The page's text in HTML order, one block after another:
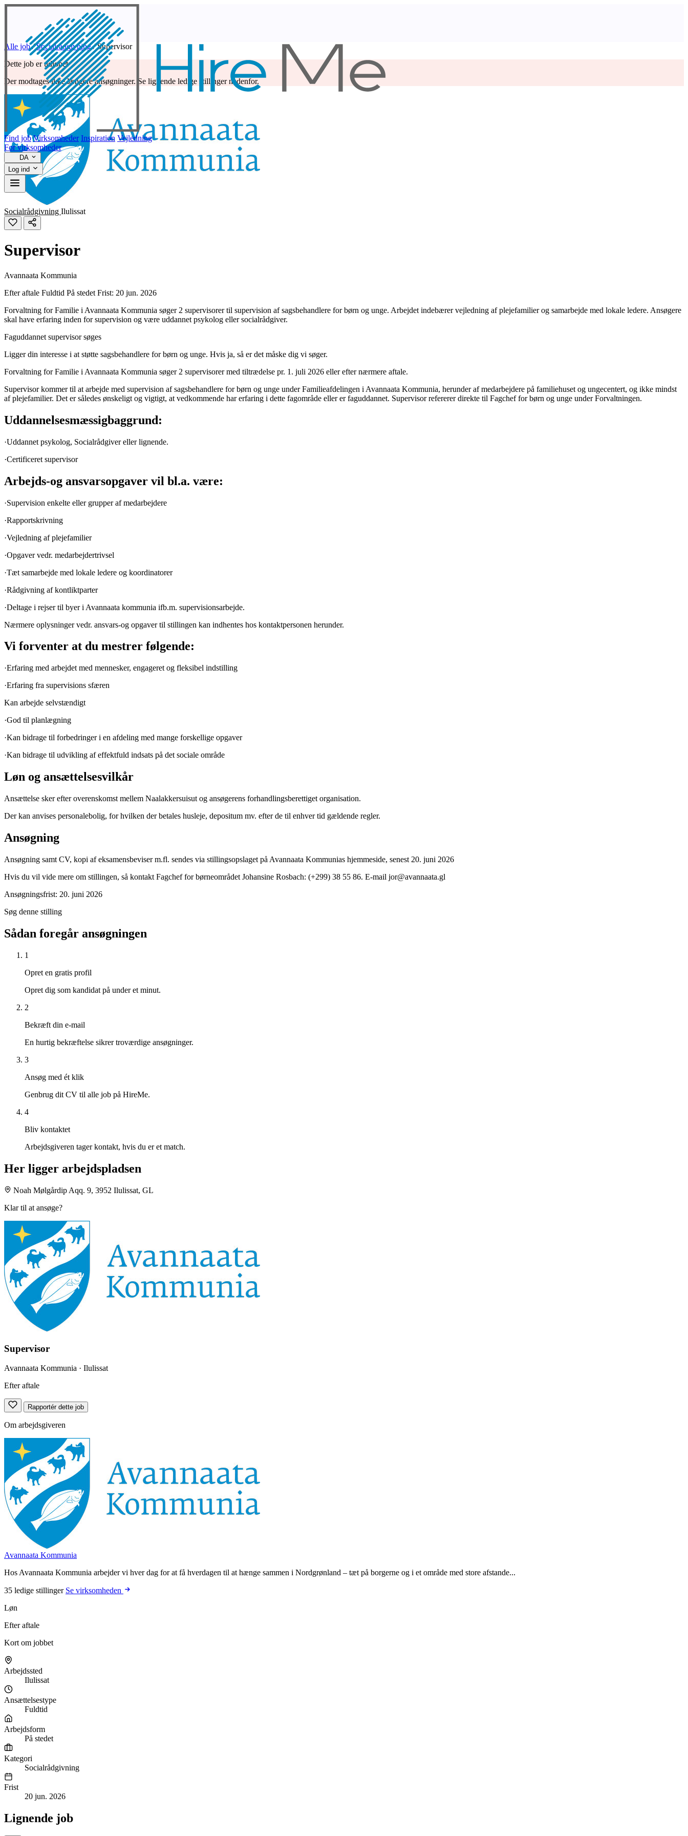
Find job Virksomheder Inspiration Vejledning
For virksomheder
DA
Log ind
Alle job / Socialrådgivning / Supervisor
Dette job er udløbet
Der modtages ikke længere ansøgninger. Se lignende ledige stillinger nedenfor.
Socialrådgivning Ilulissat
Supervisor
Avannaata Kommunia
Efter aftale Fuldtid På stedet Frist: 20 jun. 2026
Forvaltning for Familie i Avannaata Kommunia søger 2 supervisorer til supervision af sagsbehandlere for børn og unge. Arbejdet indebærer vejledning af plejefamilier og samarbejde med lokale ledere. Ansøgere
skal have erfaring inden for supervision og være uddannet psykolog eller socialrådgiver.
Faguddannet supervisor søges
Ligger din interesse i at støtte sagsbehandlere for børn og unge. Hvis ja, så er det måske dig vi søger.
Forvaltning for Familie i Avannaata Kommunia søger 2 supervisorer med tiltrædelse pr. 1. juli 2026 eller efter nærmere aftale.
Supervisor kommer til at arbejde med supervision af sagsbehandlere for børn og unge under Familieafdelingen i Avannaata Kommunia, herunder af medarbejdere på familiehuset og ungecentert, og ikke mindst
af plejefamilier. Det er således ønskeligt og vigtigt, at vedkommende har erfaring i dette fagområde eller er faguddannet. Supervisor refererer direkte til Fagchef for børn og unge under Forvaltningen.
Uddannelsesmæssigbaggrund:
·Uddannet psykolog, Socialrådgiver eller lignende.
·Certificeret supervisor
Arbejds-og ansvarsopgaver vil bl.a. være:
·Supervision enkelte eller grupper af medarbejdere
·Rapportskrivning
·Vejledning af plejefamilier
·Opgaver vedr. medarbejdertrivsel
·Tæt samarbejde med lokale ledere og koordinatorer
·Rådgivning af kontliktparter
·Deltage i rejser til byer i Avannaata kommunia ifb.m. supervisionsarbejde.
Nærmere oplysninger vedr. ansvars-og opgaver til stillingen kan indhentes hos kontaktpersonen herunder.
Vi forventer at du mestrer følgende:
·Erfaring med arbejdet med mennesker, engageret og fleksibel indstilling
·Erfaring fra supervisions sfæren
Kan arbejde selvstændigt
·God til planlægning
·Kan bidrage til forbedringer i en afdeling med mange forskellige opgaver
·Kan bidrage til udvikling af effektfuld indsats på det sociale område
Løn og ansættelsesvilkår
Ansættelse sker efter overenskomst mellem Naalakkersuisut og ansøgerens forhandlingsberettiget organisation.
Der kan anvises personalebolig, for hvilken der betales husleje, depositum mv. efter de til enhver tid gældende regler.
Ansøgning
Ansøgning samt CV, kopi af eksamensbeviser m.fl. sendes via stillingsopslaget på Avannaata Kommunias hjemmeside, senest 20. juni 2026
Hvis du vil vide mere om stillingen, så kontakt Fagchef for børneområdet Johansine Rosbach: (+299) 38 55 86. E-mail jor@avannaata.gl
Ansøgningsfrist: 20. juni 2026
Søg denne stilling
Sådan foregår ansøgningen
1
Opret en gratis profil
Opret dig som kandidat på under et minut.
2
Bekræft din e-mail
En hurtig bekræftelse sikrer troværdige ansøgninger.
3
Ansøg med ét klik
Genbrug dit CV til alle job på HireMe.
4
Bliv kontaktet
Arbejdsgiveren tager kontakt, hvis du er et match.
Her ligger arbejdspladsen
Noah Mølgårdip Aqq. 9, 3952 Ilulissat, GL
Klar til at ansøge?
Supervisor
Avannaata Kommunia · Ilulissat
Efter aftale
Rapportér dette job
Om arbejdsgiveren
Avannaata Kommunia
Hos Avannaata Kommunia arbejder vi hver dag for at få hverdagen til at hænge sammen i Nordgrønland – tæt på borgerne og i et område med store afstande...
35 ledige stillinger Se virksomheden
Løn
Efter aftale
Kort om jobbet
Arbejdssted
Ilulissat
Ansættelsestype
Fuldtid
Arbejdsform
På stedet
Kategori
Socialrådgivning
Frist
20 jun. 2026
Lignende job